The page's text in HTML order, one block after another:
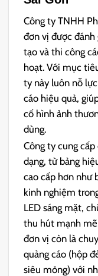
Công ty TNHH
đơn vị được đánh
tạo và thi công
hoạt. Với mục
ty này luôn nỗ
cáo hiệu quả,
cố hình ảnh
dùng.
Công ty cung
dạng, từ bảng
cao cấp hơn như
kinh nghiệm
LED sáng mặt,
thu hút mạnh
đơn vị còn là
quảng cáo (hộp
siêu mỏng) với